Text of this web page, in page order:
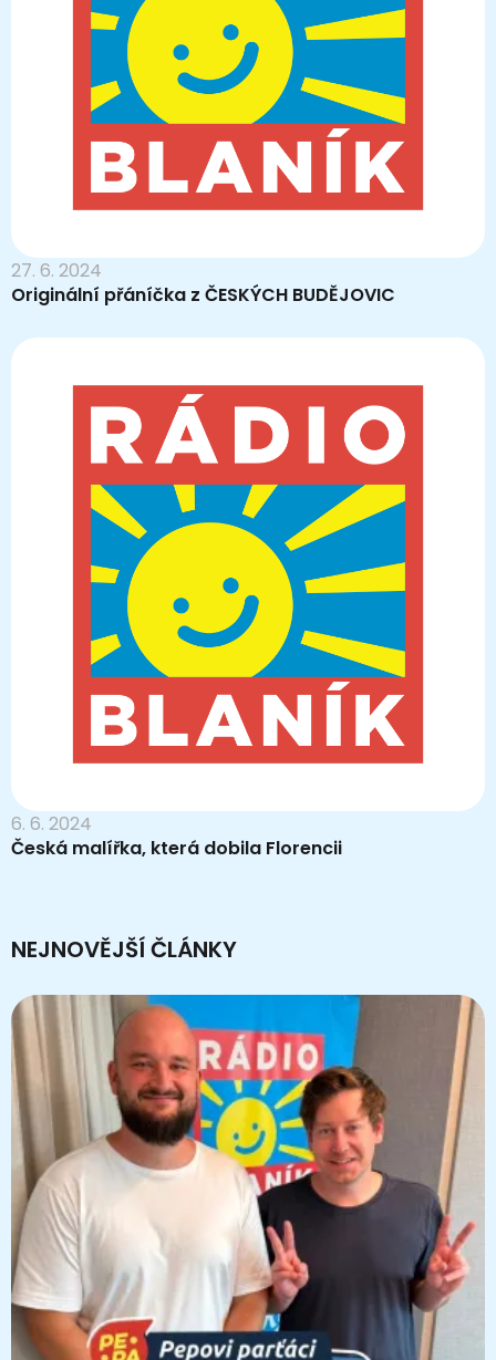
27. 6. 2024
Originální přáníčka z ČESKÝCH BUDĚJOVIC
6. 6. 2024
Česká malířka, která dobila Florencii
NEJNOVĚJŠÍ ČLÁNKY